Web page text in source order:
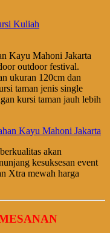
Kuliah
Kayu Mahoni Jakarta
outdoor festival.
ukuran 120cm dan
taman jenis single
kursi taman jauh lebih
akan
kesuksesan event
Xtra mewah harga